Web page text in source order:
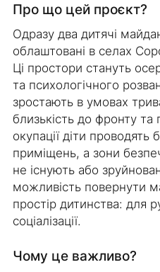
Про що цей проєкт?
Одразу два дитячі
облаштовані в селах
Ці простори стануть
та психологічного
зростають в умовах
близькість до фронту
окупації діти проводять
приміщень, а зони
не існують або
можливість повернути
простір дитинства: для
соціалізації.
Чому це важливо?